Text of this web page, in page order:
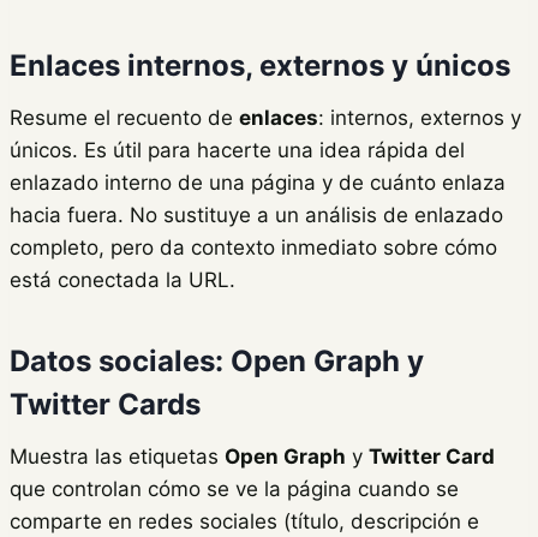
Enlaces internos, externos y únicos
Resume el recuento de enlaces: internos, externos y
únicos. Es útil para hacerte una idea rápida del
enlazado interno de una página y de cuánto enlaza
hacia fuera. No sustituye a un análisis de enlazado
completo, pero da contexto inmediato sobre cómo
está conectada la URL.
Datos sociales: Open Graph y
Twitter Cards
Muestra las etiquetas Open Graph y Twitter Card
que controlan cómo se ve la página cuando se
comparte en redes sociales (título, descripción e